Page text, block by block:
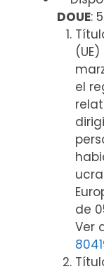
DOUE: 5
el
de
Ver